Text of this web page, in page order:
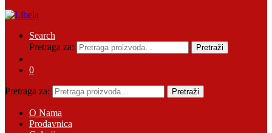
Search
Pretraga za:
Pretraži
0
Pretraga za: Pretraži
O Nama
Prodavnica